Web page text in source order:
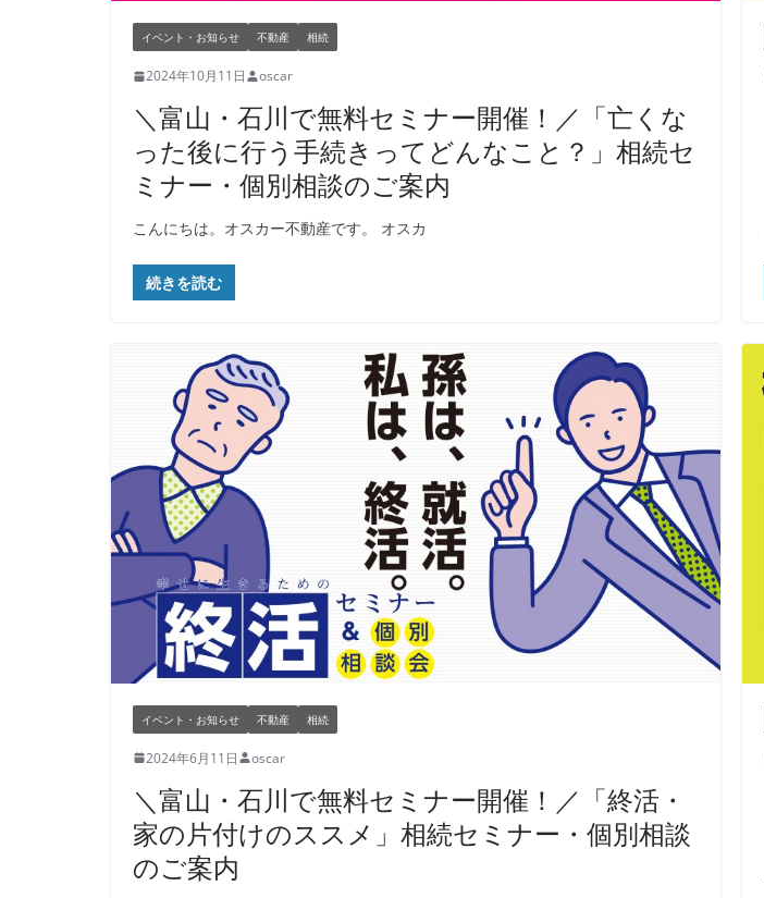
イベント・お知らせ 不動産 相続
2024年10月11日 oscar
＼富山・石川で無料セミナー開催！／「亡くな
った後に行う手続きってどんなこと？」相続セ
ミナー・個別相談のご案内
こんにちは。オスカー不動産です。 オスカ
続きを読む
イベント・お知らせ 不動産 相続
2024年6月11日 oscar
＼富山・石川で無料セミナー開催！／「終活・
家の片付けのススメ」相続セミナー・個別相談
のご案内